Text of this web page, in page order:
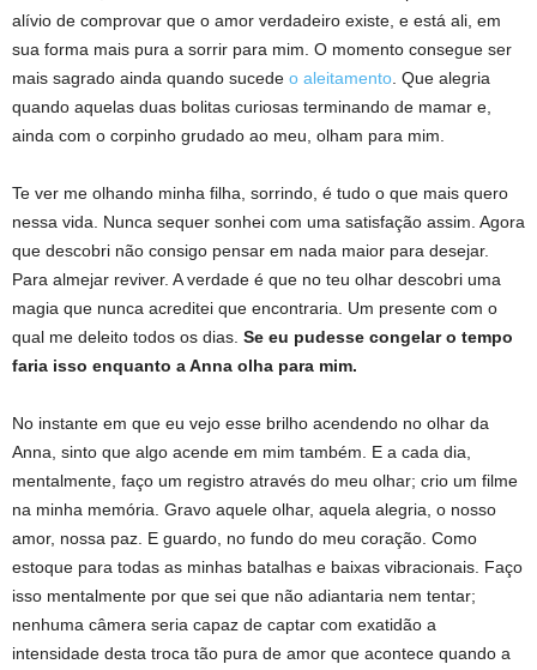
alívio de comprovar que o amor verdadeiro existe, e está ali, em
sua forma mais pura a sorrir para mim. O momento consegue ser
mais sagrado ainda quando sucede o aleitamento . Que alegria
quando aquelas duas bolitas curiosas terminando de mamar e,
ainda com o corpinho grudado ao meu, olham para mim.
Te ver me olhando minha filha, sorrindo, é tudo o que mais quero
nessa vida. Nunca sequer sonhei com uma satisfação assim. Agora
que descobri não consigo pensar em nada maior para desejar.
Para almejar reviver. A verdade é que no teu olhar descobri uma
magia que nunca acreditei que encontraria. Um presente com o
qual me deleito todos os dias. Se eu pudesse congelar o tempo
faria isso enquanto a Anna olha para mim.
No instante em que eu vejo esse brilho acendendo no olhar da
Anna, sinto que algo acende em mim também. E a cada dia,
mentalmente, faço um registro através do meu olhar; crio um filme
na minha memória. Gravo aquele olhar, aquela alegria, o nosso
amor, nossa paz. E guardo, no fundo do meu coração. Como
estoque para todas as minhas batalhas e baixas vibracionais. Faço
isso mentalmente por que sei que não adiantaria nem tentar;
nenhuma câmera seria capaz de captar com exatidão a
intensidade desta troca tão pura de amor que acontece quando a